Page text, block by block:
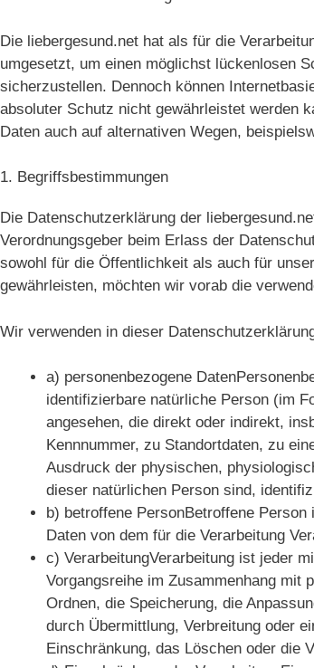
Die liebergesund.net hat als für die
umgesetzt, um einen möglichst lückenlosen
sicherzustellen. Dennoch können
absoluter Schutz nicht gewährleistet werden
Daten auch auf alternativen Wegen,
1. Begriffsbestimmungen
Die Datenschutzerklärung der
Verordnungsgeber beim Erlass der
sowohl für die Öffentlichkeit als auch für
gewährleisten, möchten wir vorab die
Wir verwenden in dieser
a) personenbezogene
identifizierbare natürliche Person (im
angesehen, die direkt oder indirekt,
Kennnummer, zu Standortdaten, zu
Ausdruck der physischen,
dieser natürlichen Person sind,
b) betroffene PersonBetroffene
Daten von dem für die Verarbeitung
c) VerarbeitungVerarbeitung ist jeder
Vorgangsreihe im Zusammenhang mit
Ordnen, die Speicherung, die
durch Übermittlung, Verbreitung oder
Einschränkung, das Löschen oder die